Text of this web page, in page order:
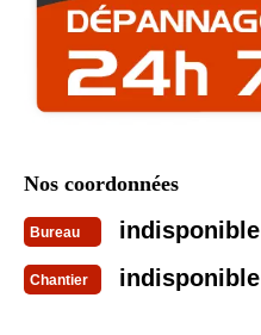
Nos coordonnées
Bureau indisponible
Chantier indisponible